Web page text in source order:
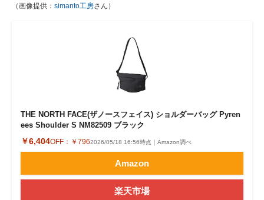
（画像提供： simanto工房さん）
THE NORTH FACE(ザノースフェイス) ショルダーバッグ Pyren
ees Shoulder S NM82509 ブラック
￥6,404OFF： ￥7962026/05/18 16:56時点｜Amazon調べ
Amazon
楽天市場